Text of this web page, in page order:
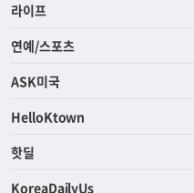
라이프
연예/스포츠
ASK미국
HelloKtown
핫딜
KoreaDailyUs